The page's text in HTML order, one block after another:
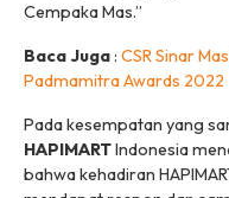
Cempaka Mas.”
Baca Juga: CSR Sinar
Padmamitra Awards 2022
Pada kesempatan yang
HAPIMARTIndonesia
bahwa kehadiran